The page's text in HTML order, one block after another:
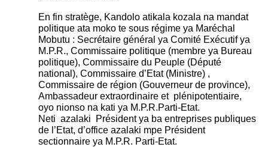
En fin stratège, Kandolo atikala kozala na mandat
politique ata moko te sous régime ya Maréchal
Mobutu : Secrétaire général ya Comité Exécutif ya
M.P.R., Commissaire politique (membre ya Bureau
politique), Commissaire du Peuple (Député
national), Commissaire d’Etat (Ministre) ,
Commissaire de région (Gouverneur de province),
Ambassadeur extraordinaire et plénipotentiaire,
oyo nionso na kati ya M.P.R.Parti-Etat.
Neti azalaki Président ya ba entreprises publiques
de l’Etat, d’office azalaki mpe Président
sectionnaire ya M.P.R. Parti-Etat.